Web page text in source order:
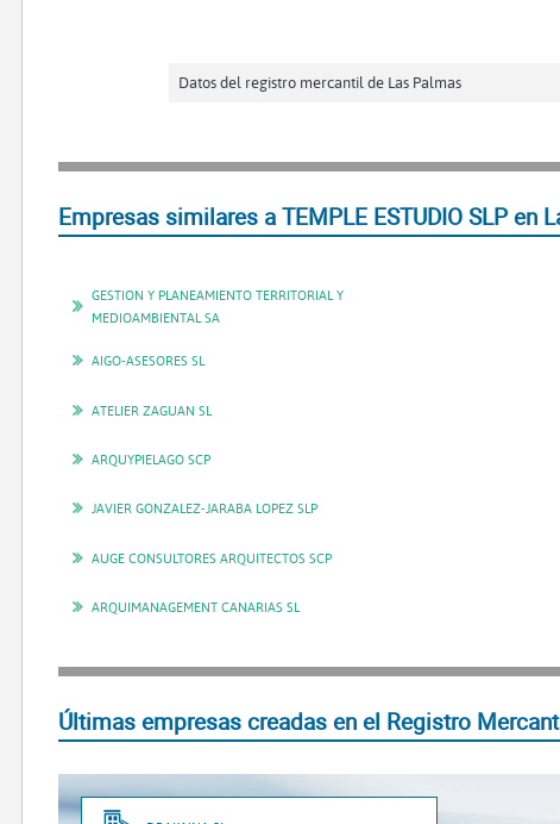
Datos del registro mercantil de Las Palmas
Empresas similares a TEMPLE ESTUDIO SLP en
GESTION Y PLANEAMIENTO TERRITORIAL Y
MEDIOAMBIENTAL SA
AIGO-ASESORES SL
ATELIER ZAGUAN SL
ARQUYPIELAGO SCP
JAVIER GONZALEZ-JARABA LOPEZ SLP
AUGE CONSULTORES ARQUITECTOS SCP
ARQUIMANAGEMENT CANARIAS SL
Últimas empresas creadas en el Registro